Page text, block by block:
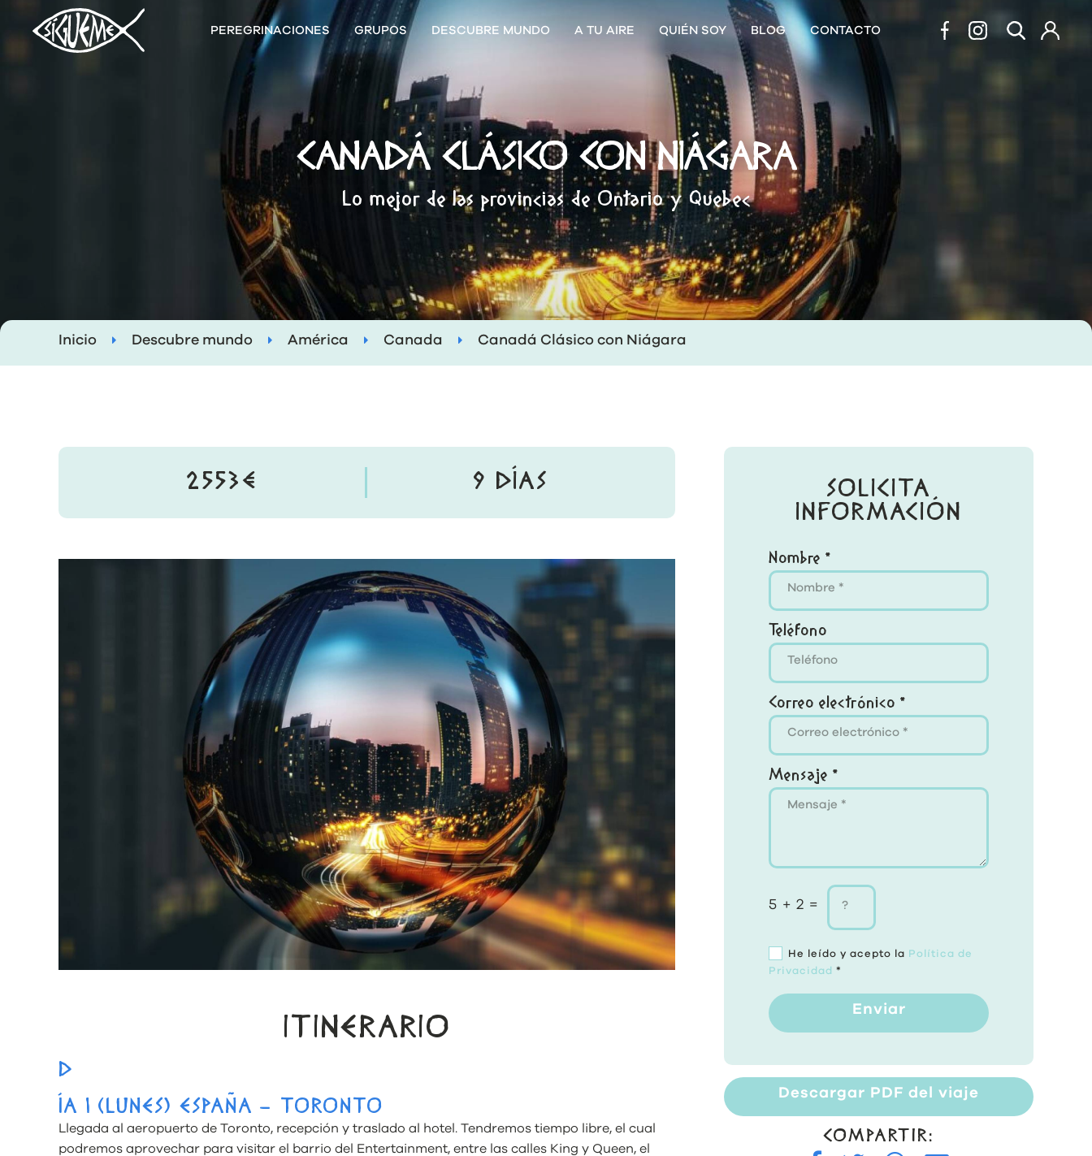
PEREGRINACIONES GRUPOS DESCUBRE MUNDO A TU AIRE QUIÉN SOY BLOG CONTACTO
CANADÁ CLÁSICO CON NIÁGARA
Lo mejor de las provincias de Ontario y Quebec
Inicio Descubre mundo América Canada Canadá Clásico con Niágara
2553€ 9 DÍAS
ITINERARIO
D
ÍA 1 (LUNES) ESPAÑA – TORONTO
Llegada al aeropuerto de Toronto, recepción y traslado al hotel. Tendremos tiempo libre, el cual
podremos aprovechar para visitar el barrio del Entertainment, entre las calles King y Queen, el
SOLICITA
INFORMACIÓN
Nombre *
Teléfono
Correo electrónico *
Mensaje *
5 + 2 =
He leído y acepto la Política de
Privacidad *
Enviar
Descargar PDF del viaje
COMPARTIR: